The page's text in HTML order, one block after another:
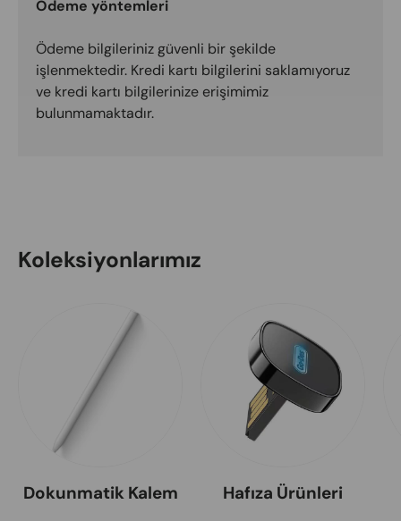
Ödeme yöntemleri
Ödeme bilgileriniz güvenli bir şekilde
işlenmektedir. Kredi kartı bilgilerini saklamıyoruz
ve kredi kartı bilgilerinize erişimimiz
bulunmamaktadır.
Koleksiyonlarımız
Dokunmatik Kalem Hafıza Ürünleri